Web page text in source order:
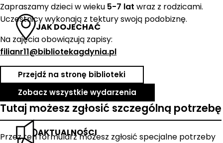
JAK DOJECHAĆ
AKTUALNOŚCI
Zapraszamy dzieci w wieku 5-7 lat wraz z rodzicami.
Uczestnicy wykonają z tektury swoją podobiznę.
Na zajęcia obowiązują zapisy:
filianr11@bibliotekagdynia.pl
Przejdź na stronę biblioteki
Zobacz wszystkie wydarzenia
Tutaj możesz zgłosić szczególną potrzebę
Przez ten formularz możesz zgłosić specjalne potrzeby